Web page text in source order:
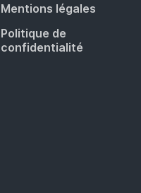
Mentions légales
Politique de
confidentialité